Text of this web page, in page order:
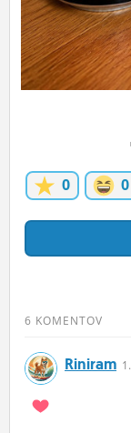
0 0
6 KOMENTOV
Riniram 1.